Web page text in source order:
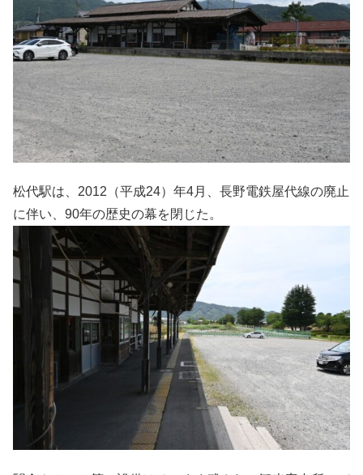
松代駅は、2012（平成24）年4月、長野電鉄屋代線の廃止
に伴い、90年の歴史の幕を閉じた。